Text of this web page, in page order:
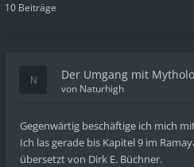
10 Beiträge
Der Umgang mit
von Naturhigh
Gegenwärtig beschäftige ich mich
Ich las gerade bis Kapitel 9 im
übersetzt von Dirk E. Büchner.